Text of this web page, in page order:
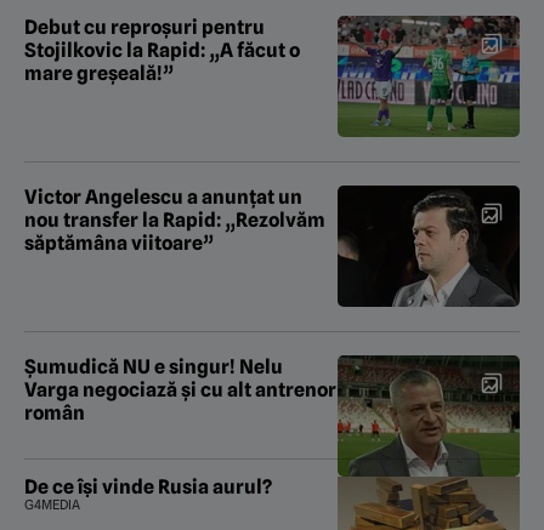
Debut cu reproșuri pentru
Stojilkovic la Rapid: „A făcut o
mare greșeală!”
Victor Angelescu a anunțat un
nou transfer la Rapid: „Rezolvăm
săptămâna viitoare”
Şumudică NU e singur! Nelu
Varga negociază şi cu alt antrenor
român
De ce își vinde Rusia aurul?
G4MEDIA